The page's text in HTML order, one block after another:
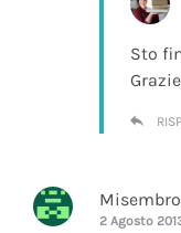
Sto
2 Agosto